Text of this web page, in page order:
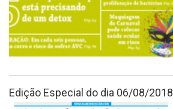
Edição Especial do dia 06/08/2018